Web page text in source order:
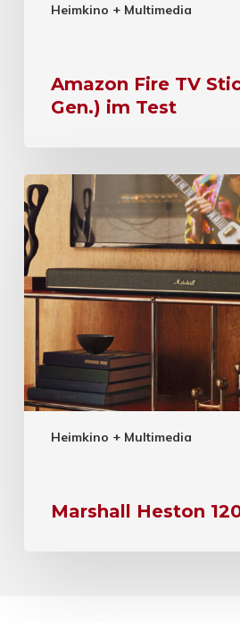
Heimkino + Multimedia
Amazon Fire TV
Gen.) im Test
Heimkino + Multimedia
Marshall Heston